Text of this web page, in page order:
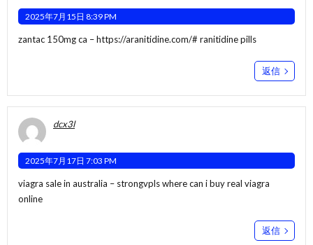
2025年7月15日 8:39 PM
zantac 150mg ca –https://aranitidine.com/# ranitidine pills
返信
dcx3l
2025年7月17日 7:03 PM
viagra sale in australia – strongvplswhere can i buy real viagra
online
返信